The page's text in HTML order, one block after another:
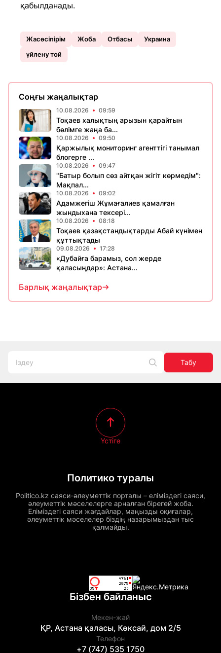
қабылданады.
Жасөсіпірім Жоба Отбасы
Украина
үйлену той
Соңғы жаңалықтар
10.08.2026 09:59
Тоқаев халықтың арызын қарайтын
бөлімге жаңа ба...
10.08.2026 09:50
Қаржылық мониторинг агенттігі танымал
блогерге ...
10.08.2026 09:47
"Батыр болып сөз айтқан жігіт көрмедім":
Мақпал...
10.08.2026 09:02
Адамжегіш Жұмағалиев қамалған
жындыхана тексері...
10.08.2026 08:18
Тоқаев қазақстандықтарды Абай күнімен
құттықтады
09.08.2026 17:28
«Дубайға барамыз, сол жерде
қаласыңдар»: Астана...
Барлық жаңалықтар
Табу
Политико туралы
Politico.kz саяси-әлеуметтік порталы – еліміздегі саяси,
әлеуметтік мәселелерге арналған бірегей жоба.
Еліміздегі саяси жағдайлар, маңызды оқиғалар,
әлеуметтік мәселелер біздің назарымыздан тыс
қалмайды.
Үстіге
Бізбен байланыс
Мекен-жай
ҚР, Астана қаласы, Көксай, дом 2/5
Телефон
+7 (747) 535 1750